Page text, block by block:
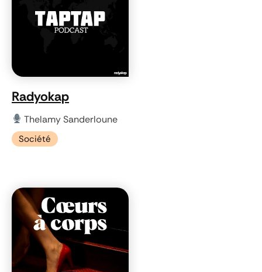
Radyokap
Thelamy Sanderloune
Société